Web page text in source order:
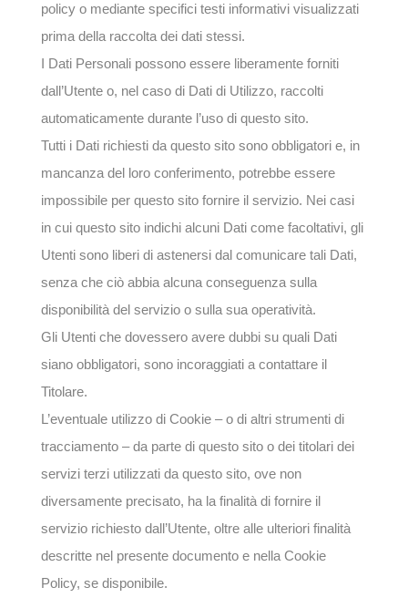
policy o mediante specifici testi informativi visualizzati
prima della raccolta dei dati stessi.
I Dati Personali possono essere liberamente forniti
dall’Utente o, nel caso di Dati di Utilizzo, raccolti
automaticamente durante l’uso di questo sito.
Tutti i Dati richiesti da questo sito sono obbligatori e, in
mancanza del loro conferimento, potrebbe essere
impossibile per questo sito fornire il servizio. Nei casi
in cui questo sito indichi alcuni Dati come facoltativi, gli
Utenti sono liberi di astenersi dal comunicare tali Dati,
senza che ciò abbia alcuna conseguenza sulla
disponibilità del servizio o sulla sua operatività.
Gli Utenti che dovessero avere dubbi su quali Dati
siano obbligatori, sono incoraggiati a contattare il
Titolare.
L’eventuale utilizzo di Cookie – o di altri strumenti di
tracciamento – da parte di questo sito o dei titolari dei
servizi terzi utilizzati da questo sito, ove non
diversamente precisato, ha la finalità di fornire il
servizio richiesto dall’Utente, oltre alle ulteriori finalità
descritte nel presente documento e nella Cookie
Policy, se disponibile.